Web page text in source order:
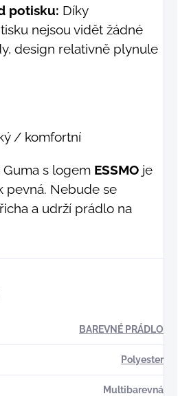
potisku: Díky
nejsou vidět žádné
design relativně plynule
/ komfortní
Guma s logem ESSMO je
pevná. Nebude se
a udrží prádlo na
BAREVNÉ PRÁDLO
Polyester
Multibarevná